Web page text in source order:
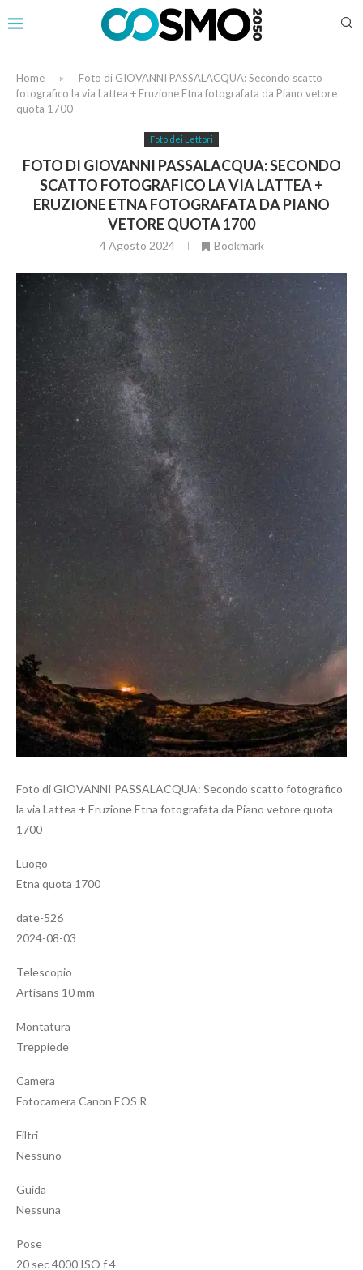
Home »
Foto di GIOVANNI PASSALACQUA: Secondo scatto
fotografico la via Lattea + Eruzione Etna fotografata da Piano vetore
quota 1700
Foto dei Lettori
FOTO DI GIOVANNI PASSALACQUA: SECONDO
SCATTO FOTOGRAFICO LA VIA LATTEA +
ERUZIONE ETNA FOTOGRAFATA DA PIANO
VETORE QUOTA 1700
4 Agosto 2024 Bookmark
Foto di GIOVANNI PASSALACQUA: Secondo scatto fotografico
la via Lattea + Eruzione Etna fotografata da Piano vetore quota
1700
Luogo
Etna quota 1700
date-526
2024-08-03
Telescopio
Artisans 10 mm
Montatura
Treppiede
Camera
Fotocamera Canon EOS R
Filtri
Nessuno
Guida
Nessuna
Pose
20 sec 4000 ISO f 4